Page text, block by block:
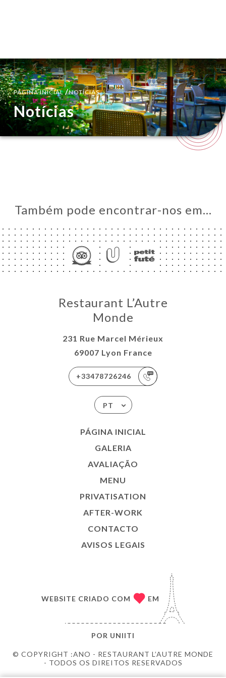
PÁGINA INICIAL/NOTÍCIAS
Notícias
Também pode encontrar-nos em…
Restaurant L’Autre
Monde
231 Rue Marcel Mérieux
69007 Lyon France
+33478726246
PT
PÁGINA INICIAL
GALERIA
AVALIAÇÃO
MENU
PRIVATISATION
AFTER-WORK
CONTACTO
AVISOS LEGAIS
© COPYRIGHT :ANO - RESTAURANT L’AUTRE MONDE
- TODOS OS DIREITOS RESERVADOS
WEBSITE CRIADO COM EM
POR UNIITI